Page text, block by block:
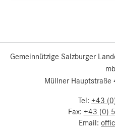
Gemeinnützige Salzburger
Müllner Hauptstraße
Tel: +43
Fax: +43 (0)
Email: